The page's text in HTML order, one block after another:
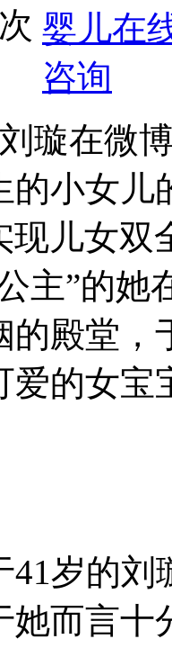
在微博
的小女儿
现儿女
主”的
的殿堂，
爱的女宝
岁的刘
她而言十